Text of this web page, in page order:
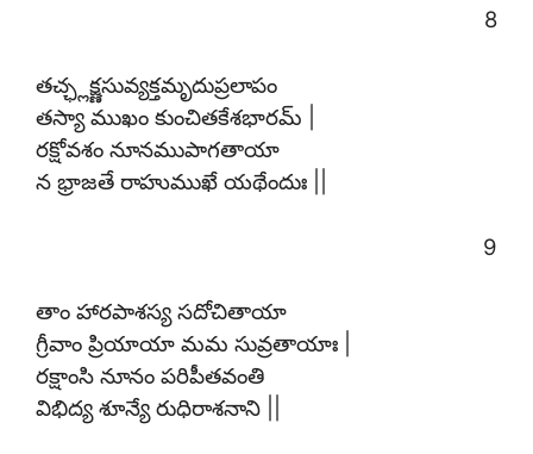
8
తచ్ఛ్లక్ష్ణసువ్యక్తమృదుప్రలాపం
తస్యా ముఖం కుంచితకేశభారమ్ |
రక్షోవశం నూనముపాగతాయా
న భ్రాజతే రాహుముఖే యథేందుః ||
9
తాం హారపాశస్య సదోచితాయా
గ్రీవాం ప్రియాయా మమ సువ్రతాయాః |
రక్షాంసి నూనం పరిపీతవంతి
విభిద్య శూన్యే రుధిరాశనాని ||